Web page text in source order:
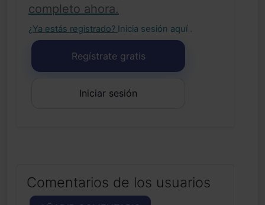
completo ahora.
¿Ya estás registrado? Inicia sesión aquí .
Regístrate gratis
Iniciar sesión
Comentarios de los usuarios